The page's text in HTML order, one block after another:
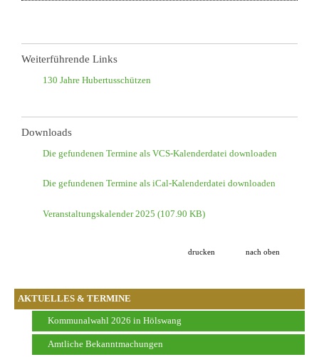
AKTUELLES & TERMINE
Kommunalwahl 2026 in Hölswang
Amtliche Bekanntmachungen
Weiterführende Links
130 Jahre Hubertusschützen
Downloads
Die gefundenen Termine als VCS-Kalenderdatei downloaden
Die gefundenen Termine als iCal-Kalenderdatei downloaden
Veranstaltungskalender 2025 (107.90 KB)
drucken nach oben